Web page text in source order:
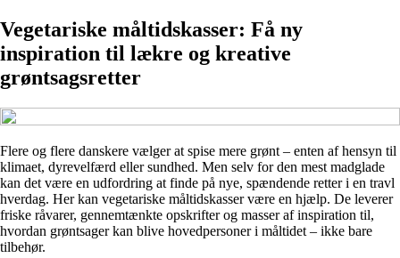
Vegetariske måltidskasser: Få ny
inspiration til lækre og kreative
grøntsagsretter
Flere og flere danskere vælger at spise mere grønt – enten af hensyn til
klimaet, dyrevelfærd eller sundhed. Men selv for den mest madglade
kan det være en udfordring at finde på nye, spændende retter i en travl
hverdag. Her kan vegetariske måltidskasser være en hjælp. De leverer
friske råvarer, gennemtænkte opskrifter og masser af inspiration til,
hvordan grøntsager kan blive hovedpersoner i måltidet – ikke bare
tilbehør.